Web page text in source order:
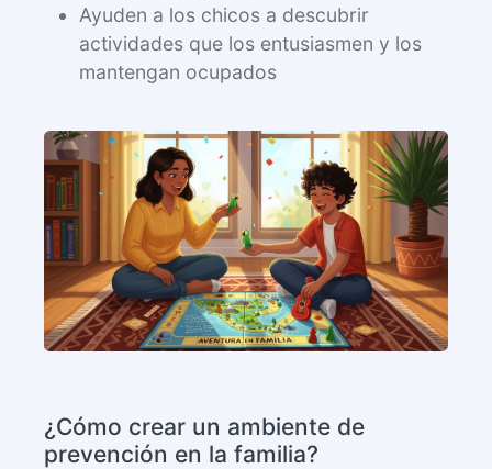
Ayuden a los chicos a descubrir
actividades que los entusiasmen y los
mantengan ocupados
¿Cómo crear un ambiente de
prevención en la familia?